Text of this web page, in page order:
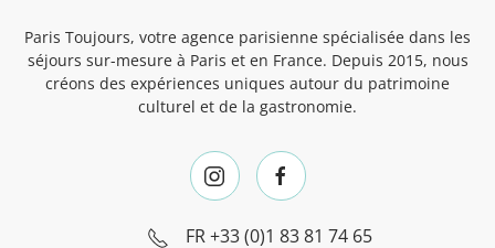
Paris Toujours, votre agence parisienne spécialisée dans les
séjours sur-mesure à Paris et en France. Depuis 2015, nous
créons des expériences uniques autour du patrimoine
culturel et de la gastronomie.
FR+33 (0)1 83 81 74 65